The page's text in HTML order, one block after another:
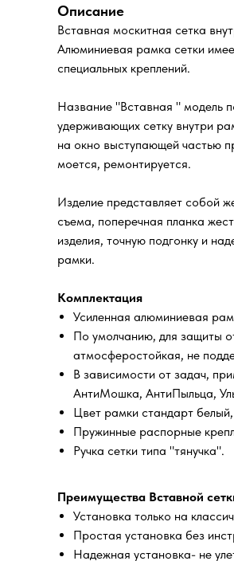
Описание
Вставная москитная сетка
Алюминиевая рамка сетки
специальных креплений.
Название "Вставная " модель
удерживающих сетку внутри
на окно выступающей частью
моется, ремонтируется.
Изделие представляет собой
съема, поперечная планка
изделия, точную подгонку и
рамки.
Комплектация
Усиленная алюминиевая
По умолчанию, для защиты
атмосферостойкая, не
В зависимости от задач,
АнтиМошка, АнтиПыльца,
Цвет рамки стандарт
Пружинные распорные
Ручка сетки типа "тянучка".
Преимущества Вставной
Установка только на
Простая установка без
Надежная установка- не